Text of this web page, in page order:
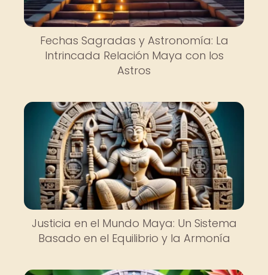
Fechas Sagradas y Astronomía: La
Intrincada Relación Maya con los
Astros
Justicia en el Mundo Maya: Un Sistema
Basado en el Equilibrio y la Armonía